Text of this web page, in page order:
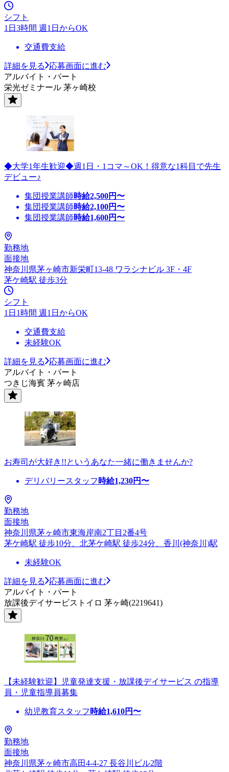
シフト
1日3時間 週1日からOK
交通費支給
詳細を見る
応募画面に進む
アルバイト・パート
栄光ゼミナール 茅ヶ崎校
◆大学1年生歓迎◆週1日・1コマ～OK！得意な1科目で先生
デビュー♪
集団授業講師時給2,500円〜
集団授業講師時給2,100円〜
集団授業講師時給1,600円〜
勤務地
面接地
神奈川県茅ヶ崎市新栄町13-48 ワラシナビル 3F・4F
茅ケ崎駅 徒歩3分
シフト
1日1時間 週1日からOK
交通費支給
未経験OK
詳細を見る
応募画面に進む
アルバイト・パート
つきじ海賓 茅ヶ崎店
お寿司が大好き!!というあなた一緒に働きませんか?
デリバリースタッフ 時給1,230円〜
勤務地
面接地
神奈川県茅ヶ崎市東海岸南2丁目2番4号
茅ケ崎駅 徒歩10分、北茅ケ崎駅 徒歩24分、香川(神奈川)駅
未経験OK
詳細を見る
応募画面に進む
アルバイト・パート
放課後デイサービストイロ 茅ヶ崎(2219641)
【未経験歓迎】児童発達支援・放課後デイサービス の指導
員・児童指導員募集
幼児教育スタッフ 時給1,610円〜
勤務地
面接地
神奈川県茅ヶ崎市高田4-4-27 長谷川ビル2階